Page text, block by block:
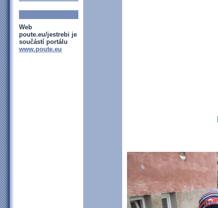
Web
poute.eu/jestrebi je
součástí portálu
www.poute.eu